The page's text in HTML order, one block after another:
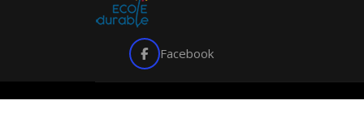
Facebook